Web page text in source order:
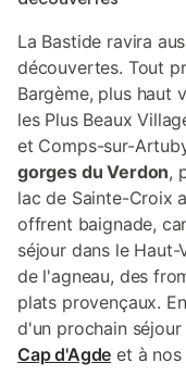
La Bastide ravira
découvertes. Tout
Bargème, plus haut
les Plus Beaux
et Comps-sur-
gorges du Verdon,
lac de Sainte-Croix
offrent baignade,
séjour dans le
de l'agneau, des
plats provençaux.
d'un prochain séjour
Cap d'Agde et à nos